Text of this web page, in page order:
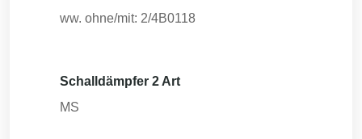
ww. ohne/mit: 2/4B0118
Schalldämpfer 2 Art
MS